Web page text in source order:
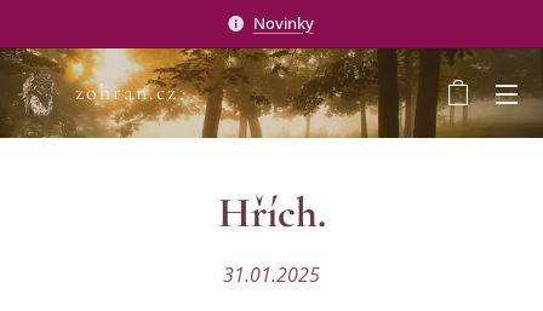
Novinky
zohran.cz
Hřích.
31.01.2025